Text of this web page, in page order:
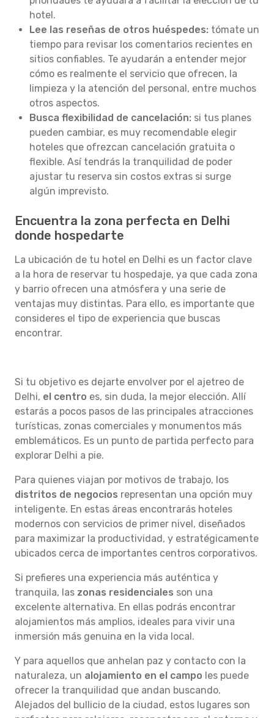
hotel.
Lee las reseñas de otros huéspedes: tómate un
tiempo para revisar los comentarios recientes en
sitios confiables. Te ayudarán a entender mejor
cómo es realmente el servicio que ofrecen, la
limpieza y la atención del personal, entre muchos
otros aspectos.
Busca flexibilidad de cancelación: si tus planes
pueden cambiar, es muy recomendable elegir
hoteles que ofrezcan cancelación gratuita o
flexible. Así tendrás la tranquilidad de poder
ajustar tu reserva sin costos extras si surge
algún imprevisto.
Encuentra la zona perfecta en Delhi
donde hospedarte
La ubicación de tu hotel en Delhi es un factor clave
a la hora de reservar tu hospedaje, ya que cada zona
y barrio ofrecen una atmósfera y una serie de
ventajas muy distintas. Para ello, es importante que
consideres el tipo de experiencia que buscas
encontrar.
Si tu objetivo es dejarte envolver por el ajetreo de
Delhi, el centro es, sin duda, la mejor elección. Allí
estarás a pocos pasos de las principales atracciones
turísticas, zonas comerciales y monumentos más
emblemáticos. Es un punto de partida perfecto para
explorar Delhi a pie.
Para quienes viajan por motivos de trabajo, los
distritos de negocios representan una opción muy
inteligente. En estas áreas encontrarás hoteles
modernos con servicios de primer nivel, diseñados
para maximizar la productividad, y estratégicamente
ubicados cerca de importantes centros corporativos.
Si prefieres una experiencia más auténtica y
tranquila, las zonas residenciales son una
excelente alternativa. En ellas podrás encontrar
alojamientos más amplios, ideales para vivir una
inmersión más genuina en la vida local.
Y para aquellos que anhelan paz y contacto con la
naturaleza, un alojamiento en el campo les puede
ofrecer la tranquilidad que andan buscando.
Alejados del bullicio de la ciudad, estos lugares son